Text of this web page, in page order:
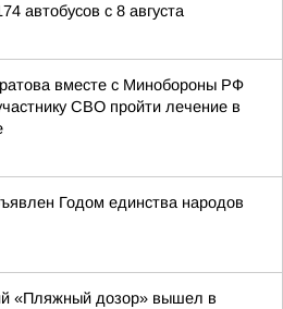
автобусов с 8 августа
вместе с Минобороны РФ
СВО пройти лечение в
Годом единства народов
«Пляжный дозор» вышел в